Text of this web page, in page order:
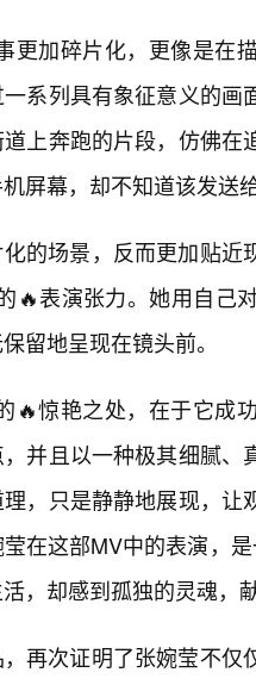
更加碎片化，更像是在
系列具有象征意义的
上奔跑的片段，仿佛
屏幕，却不知道该发送
的场景，反而更加贴近
🔥表演张力。她用自己
留地呈现在镜头前。
🔥惊艳之处，在于它成
并且以一种极其细腻
，只是静静地展现，
在这部MV中的表演，
，却感到孤独的灵魂，
再次证明了张婉莹不仅